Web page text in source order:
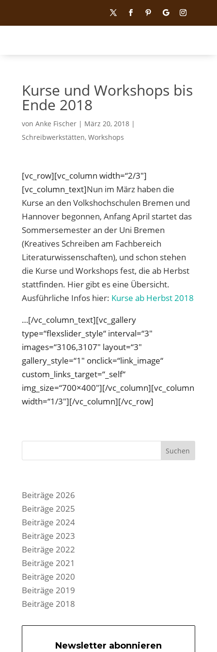
Kurse und Workshops bis
Ende 2018
von Anke Fischer| März 20, 2018|
Schreibwerkstätten, Workshops
[vc_row][vc_column width=“2/3″]
[vc_column_text]Nun im März haben die
Kurse an den Volkshochschulen Bremen und
Hannover begonnen, Anfang April startet das
Sommersemester an der Uni Bremen
(Kreatives Schreiben am Fachbereich
Literaturwissenschaften), und schon stehen
die Kurse und Workshops fest, die ab Herbst
stattfinden. Hier gibt es eine Übersicht.
Ausführliche Infos hier: Kurse ab Herbst 2018
…[/vc_column_text][vc_gallery
type=“flexslider_style“ interval=“3″
images=“3106,3107″ layout=“3″
gallery_style=“1″ onclick=“link_image“
custom_links_target=“_self“
img_size=“700×400″][/vc_column][vc_column
width=“1/3″][/vc_column][/vc_row]
Suchen
Beiträge 2026
Beiträge 2025
Beiträge 2024
Beiträge 2023
Beiträge 2022
Beiträge 2021
Beiträge 2020
Beiträge 2019
Beiträge 2018
Newsletter abonnieren